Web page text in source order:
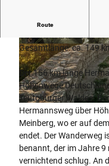
© Teutoburger Wald Tourismus, M.
© Teutoburger Wald Tourismus, T.
Route
8 ÜF, 7 Lunchpakete,
Gesamtlänge: ca. 149
Der 156 km lange
Höhenwege
Teutoburger Waldes.
Hermannsweg über
Meinberg, wo er auf
endet. Der Wanderweg
benannt, der im Jahre
vernichtend schlug. An